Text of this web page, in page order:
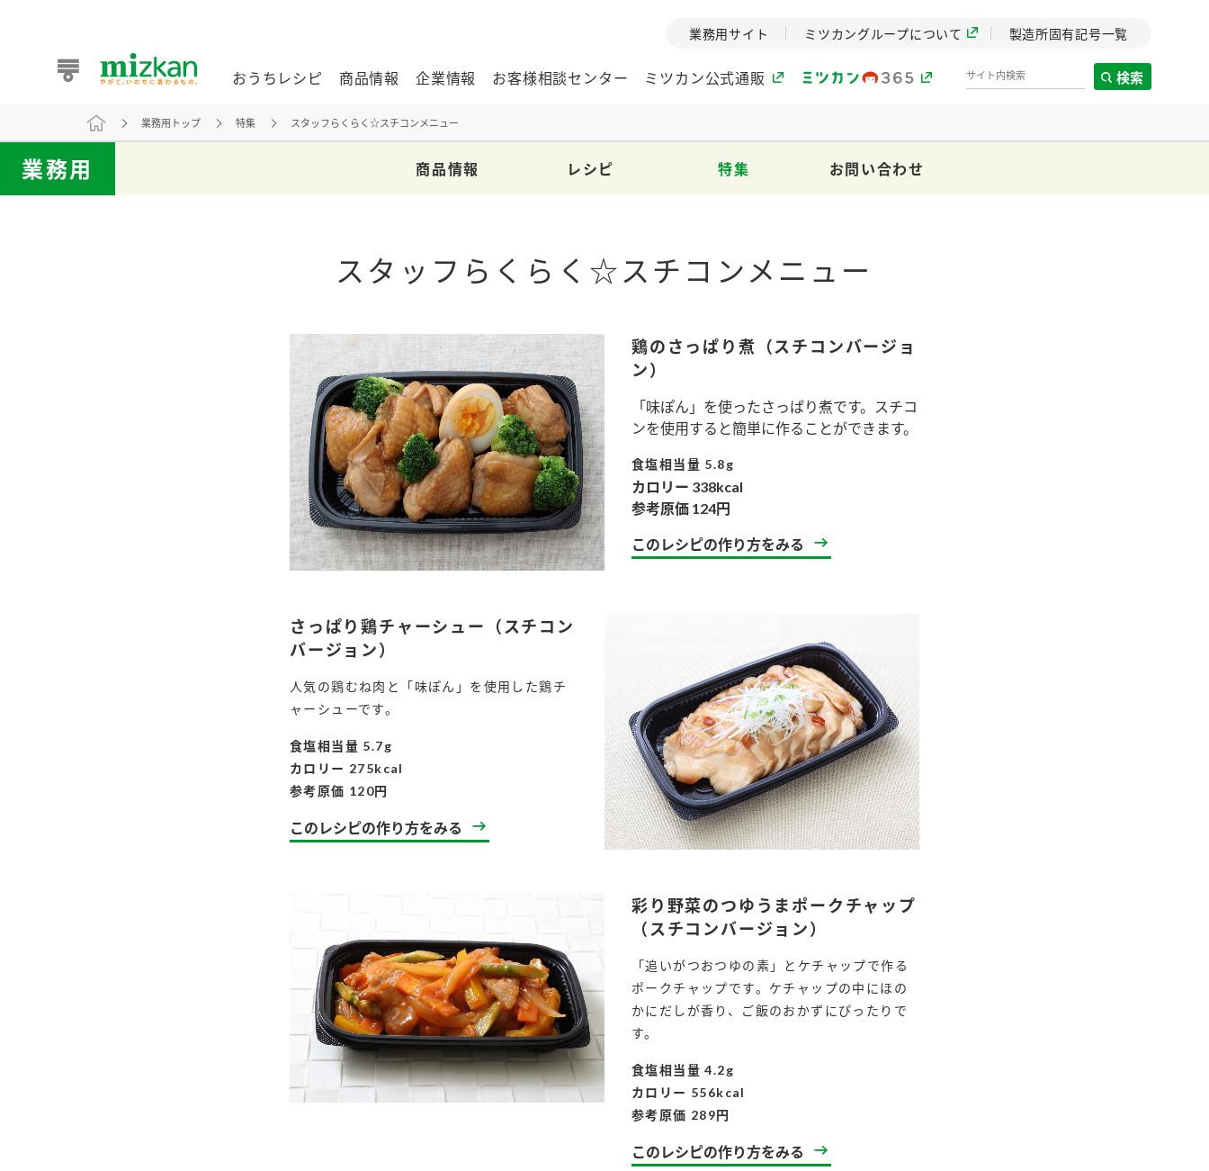
ミツカングループについて
おうちレシピ
おうちレシピ
商品情報
商品情報 トップ
酢 調味酢 お酢ドリンク
スープ 中華 クイック調味料 レモン果汁
納豆 Fibee
カンタン酢 お酢ドリンク
お酢を知ろう！ すしラボ ぽん酢サワー 納豆の豆知識
企業情報
企業情報 トップ
業理念をご紹介しま
す。
ツカンの変革と挑戦の
歴史をご紹介します。
環境への取り組み
ミツカンの環境への取
り組みをご紹介しま
す。
水の文化センター
テーマとした社会貢献
活動を行っていまし
MIM（ミツカンミュ
ージアム）
ミツカンの酢づくりの
歴史などが学べる体験
型博物館です。
「未来ビジョン宣言」
実現に向けた各部門の
味ぽんやお酢について
お客様相談センター
お客様相談センター トップ
ミツカン公式通販
ミツカン公式通販
業務用サイト ミツカングループについて 製造所固有記号一覧
検索
業務用トップ 特集 スタッフらくらく☆スチコンメニュー
業務用 商品情報 レシピ 特集 お問い合わせ
スタッフらくらく☆スチコンメニュー
鶏のさっぱり煮（スチコンバージョ
ン）
「味ぽん」を使ったさっぱり煮です。スチコ
ンを使用すると簡単に作ることができます。
食塩相当量 5.8g
カロリー 338kcal
参考原価 124円
このレシピの作り方をみる
さっぱり鶏チャーシュー（スチコン
バージョン）
人気の鶏むね肉と「味ぽん」を使用した鶏チ
ャーシューです。
食塩相当量 5.7g
カロリー 275kcal
参考原価 120円
このレシピの作り方をみる
彩り野菜のつゆうまポークチャップ
（スチコンバージョン）
「追いがつおつゆの素」とケチャップで作る
ポークチャップです。ケチャップの中にほの
かにだしが香り、ご飯のおかずにぴったりで
す。
食塩相当量 4.2g
カロリー 556kcal
参考原価 289円
このレシピの作り方をみる